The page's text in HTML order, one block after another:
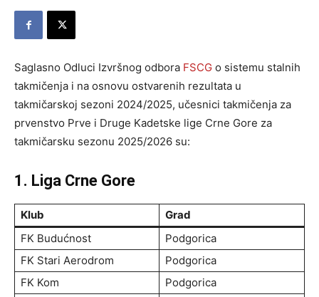
Saglasno Odluci Izvršnog odbora FSCG o sistemu stalnih
takmičenja i na osnovu ostvarenih rezultata u
takmičarskoj sezoni 2024/2025, učesnici takmičenja za
prvenstvo Prve i Druge Kadetske lige Crne Gore za
takmičarsku sezonu 2025/2026 su:
1. Liga Crne Gore
Klub
Grad
FK Budućnost
Podgorica
FK Stari Aerodrom
Podgorica
FK Kom
Podgorica